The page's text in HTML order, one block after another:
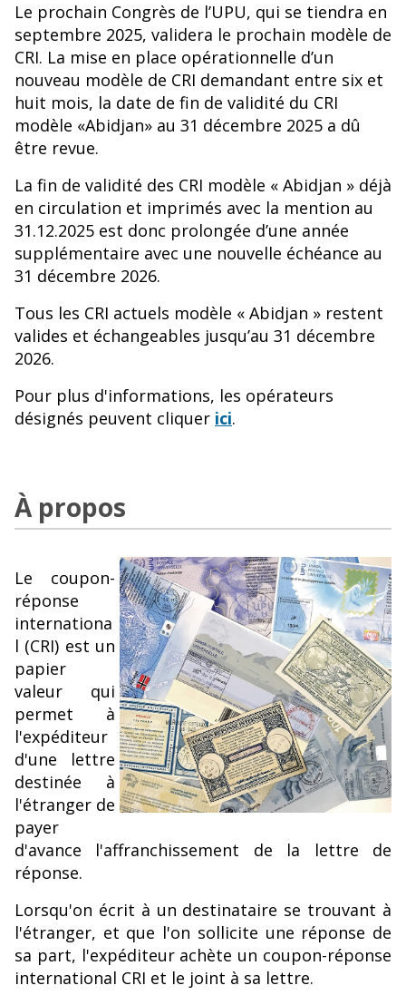
Le prochain Congrès de l’UPU, qui se tiendra en
septembre 2025, validera le prochain modèle de
CRI. La mise en place opérationnelle d’un
nouveau modèle de CRI demandant entre six et
huit mois, la date de fin de validité du CRI
modèle «Abidjan» au 31 décembre 2025 a dû
être revue.
La fin de validité des CRI modèle « Abidjan » déjà
en circulation et imprimés avec la mention au
31.12.2025 est donc prolongée d’une année
supplémentaire avec une nouvelle échéance au
31 décembre 2026.
Tous les CRI actuels modèle « Abidjan » restent
valides et échangeables jusqu’au 31 décembre
2026.
Pour plus d'informations, les opérateurs
désignés peuvent cliquer ici.
À propos
Le coupon-
réponse
internationa
l (CRI) est un
papier
valeur qui
permet à
l'expéditeur
d'une lettre
destinée à
l'étranger de
payer
d'avance l'affranchissement de la lettre de
réponse.
Lorsqu'on écrit à un destinataire se trouvant à
l'étranger, et que l'on sollicite une réponse de
sa part, l'expéditeur achète un coupon-réponse
international CRI et le joint à sa lettre.